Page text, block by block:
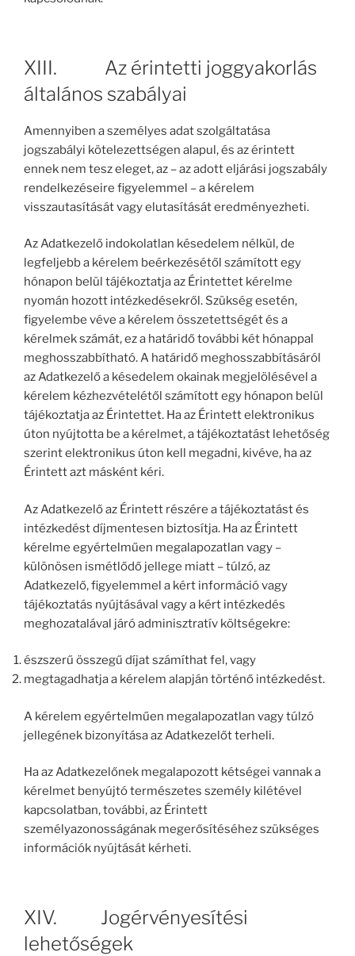
XIII. Az érintetti joggyakorlás
általános szabályai
Amennyiben a személyes adat szolgáltatása
jogszabályi kötelezettségen alapul, és az érintett
ennek nem tesz eleget, az – az adott eljárási jogszabály
rendelkezéseire figyelemmel – a kérelem
visszautasítását vagy elutasítását eredményezheti.
Az Adatkezelő indokolatlan késedelem nélkül, de
legfeljebb a kérelem beérkezésétől számított egy
hónapon belül tájékoztatja az Érintettet kérelme
nyomán hozott intézkedésekről. Szükség esetén,
figyelembe véve a kérelem összetettségét és a
kérelmek számát, ez a határidő további két hónappal
meghosszabbítható. A határidő meghosszabbításáról
az Adatkezelő a késedelem okainak megjelölésével a
kérelem kézhezvételétől számított egy hónapon belül
tájékoztatja az Érintettet. Ha az Érintett elektronikus
úton nyújtotta be a kérelmet, a tájékoztatást lehetőség
szerint elektronikus úton kell megadni, kivéve, ha az
Érintett azt másként kéri.
Az Adatkezelő az Érintett részére a tájékoztatást és
intézkedést díjmentesen biztosítja. Ha az Érintett
kérelme egyértelműen megalapozatlan vagy –
különösen ismétlődő jellege miatt – túlzó, az
Adatkezelő, figyelemmel a kért információ vagy
tájékoztatás nyújtásával vagy a kért intézkedés
meghozatalával járó adminisztratív költségekre:
észszerű összegű díjat számíthat fel, vagy
megtagadhatja a kérelem alapján történő intézkedést.
A kérelem egyértelműen megalapozatlan vagy túlzó
jellegének bizonyítása az Adatkezelőt terheli.
Ha az Adatkezelőnek megalapozott kétségei vannak a
kérelmet benyújtó természetes személy kilétével
kapcsolatban, további, az Érintett
személyazonosságának megerősítéséhez szükséges
információk nyújtását kérheti.
XIV. Jogérvényesítési
lehetőségek